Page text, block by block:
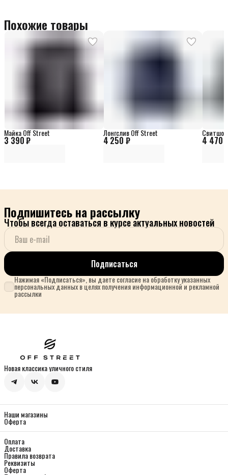
Похожие товары
3 390 ₽
Майка Off Street
4 250 ₽
Лонгслив Off Street
4 470
Подпишитесь на рассылку
Чтобы всегда оставаться в курсе актуальных новостей
Подписаться
Нажимая «Подписаться», вы даете согласие на обработку указанных
персональных данных в целях получения информационной и рекламной
рассылки
Новая классика уличного стиля
Наши магазины
Оферта
Оплата
Доставка
Правила возврата
Реквизиты
Оферта